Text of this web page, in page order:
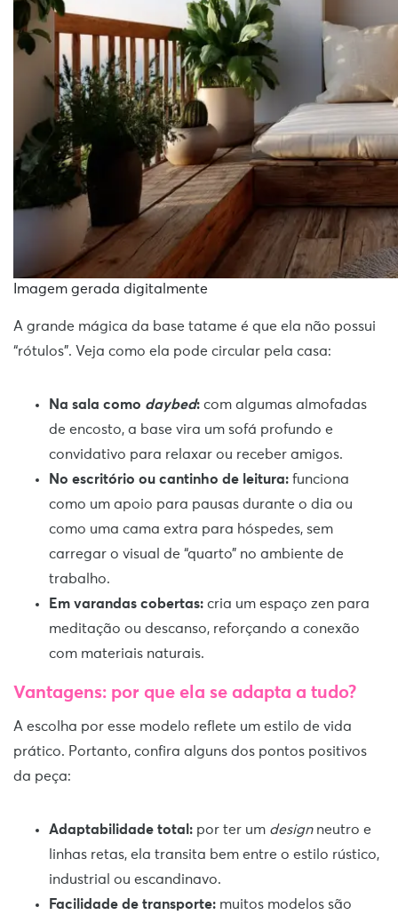
Imagem gerada digitalmente
A grande mágica da base tatame é que ela não possui
“rótulos”. Veja como ela pode circular pela casa:
Na sala como daybed: com algumas almofadas
de encosto, a base vira um sofá profundo e
convidativo para relaxar ou receber amigos.
No escritório ou cantinho de leitura: funciona
como um apoio para pausas durante o dia ou
como uma cama extra para hóspedes, sem
carregar o visual de “quarto” no ambiente de
trabalho.
Em varandas cobertas: cria um espaço zen para
meditação ou descanso, reforçando a conexão
com materiais naturais.
Vantagens: por que ela se adapta a tudo?
A escolha por esse modelo reflete um estilo de vida
prático. Portanto, confira alguns dos pontos positivos
da peça:
Adaptabilidade total: por ter um design neutro e
linhas retas, ela transita bem entre o estilo rústico,
industrial ou escandinavo.
Facilidade de transporte: muitos modelos são